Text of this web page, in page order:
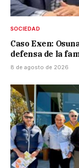
SOCIEDAD
Caso Exen:
defensa de la
8 de agosto de 2026